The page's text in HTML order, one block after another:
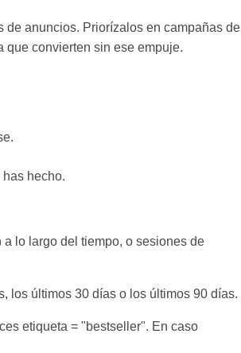
de anuncios. Priorízalos en campañas de
que convierten sin ese empuje.
hecho.
lo largo del tiempo, o sesiones de
los últimos 30 días o los últimos 90 días.
etiqueta = "bestseller". En caso